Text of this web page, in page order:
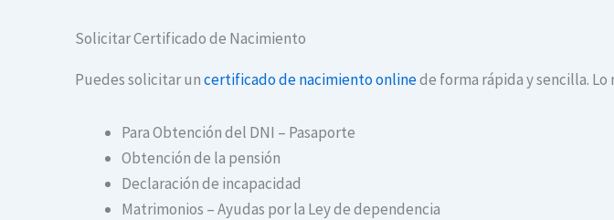
Solicitar Certificado de Nacimiento
Puedes solicitar uncertificado de nacimiento onlinede forma rápida y sencilla.
Para Obtención del DNI – Pasaporte
Obtención de la pensión
Declaración de incapacidad
Matrimonios – Ayudas por la Ley de dependencia